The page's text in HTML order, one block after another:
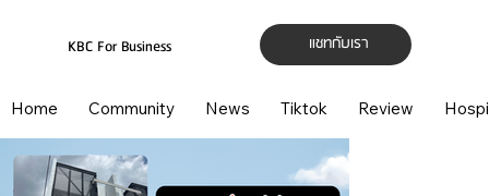
แชทกับเรา
KBC For Business
Home Community News Tiktok Review